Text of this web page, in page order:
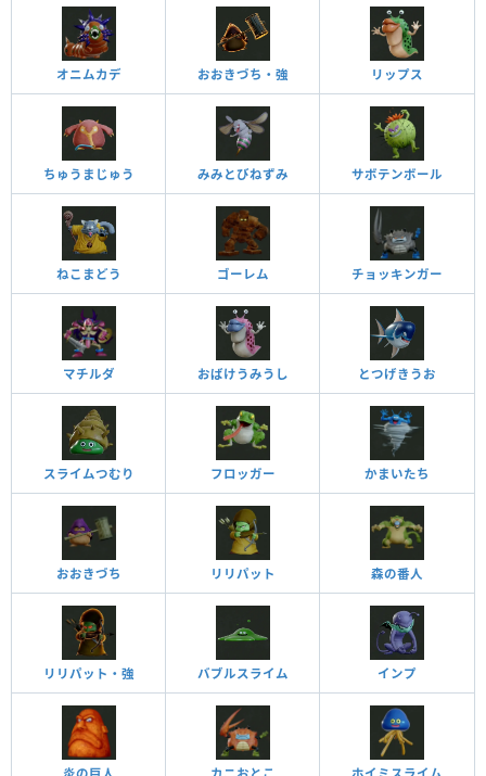
オニムカデ おおきづち・強 リップス
ちゅうまじゅう みみとびねずみ サボテンボール
ねこまどう ゴーレム チョッキンガー
マチルダ おばけうみうし とつげきうお
スライムつむり フロッガー かまいたち
おおきづち リリパット 森の番人
リリパット・強 バブルスライム インプ